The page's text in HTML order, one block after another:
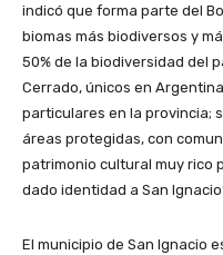
indicó que forma parte del
biomas más biodiversos y
50% de la biodiversidad del
Cerrado, únicos en
particulares en la provincia;
áreas protegidas, con
patrimonio cultural muy rico
dado identidad a San
El municipio de San Ignacio